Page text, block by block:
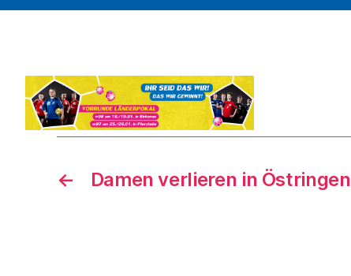
← Damen verlieren in Östringen